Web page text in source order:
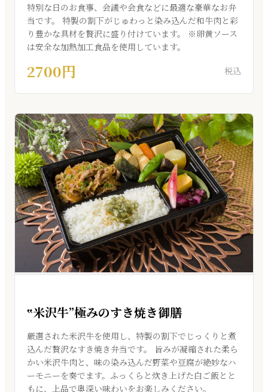
特別な日のお食事、会議や会食などに最適な豪華なお弁
当です。 特製の割下がじゅわっと染み込んだ和牛肉と彩
り豊かな具材を贅沢に盛り付けています。 ※卵黄ソース
は安全な加熱加工食品を使用しています。
2700円 税込
‟米沢牛”極みのすき焼き御膳
厳選された米沢牛を使用し、特製の割下でじっくりと煮
込んだ贅沢なすき焼き弁当です。 旨みが凝縮された柔ら
かい米沢牛肉と、味の染み込んだ野菜や豆腐が絶妙なハ
ーモニーを奏でます。ふっくらと炊き上げた白ご飯とと
もに、上品で奥深い味わいをお楽しみください。